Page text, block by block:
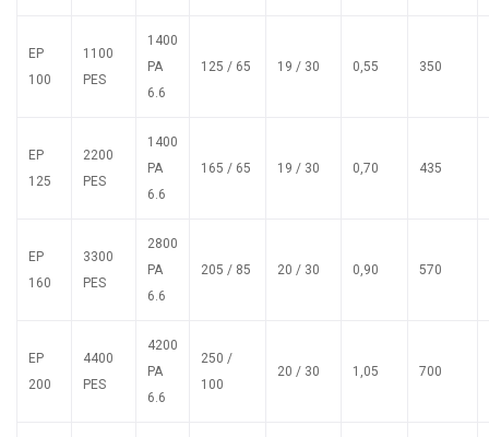
EP
100
1100
PES
1400
PA
6.6
125 / 65 19 / 30 0,55 350
EP
125
2200
PES
1400
PA
6.6
165 / 65 19 / 30 0,70 435
EP
160
3300
PES
2800
PA
6.6
205 / 85 20 / 30 0,90 570
EP
200
4400
PES
4200
PA
6.6
250 /
100
20 / 30 1,05 700